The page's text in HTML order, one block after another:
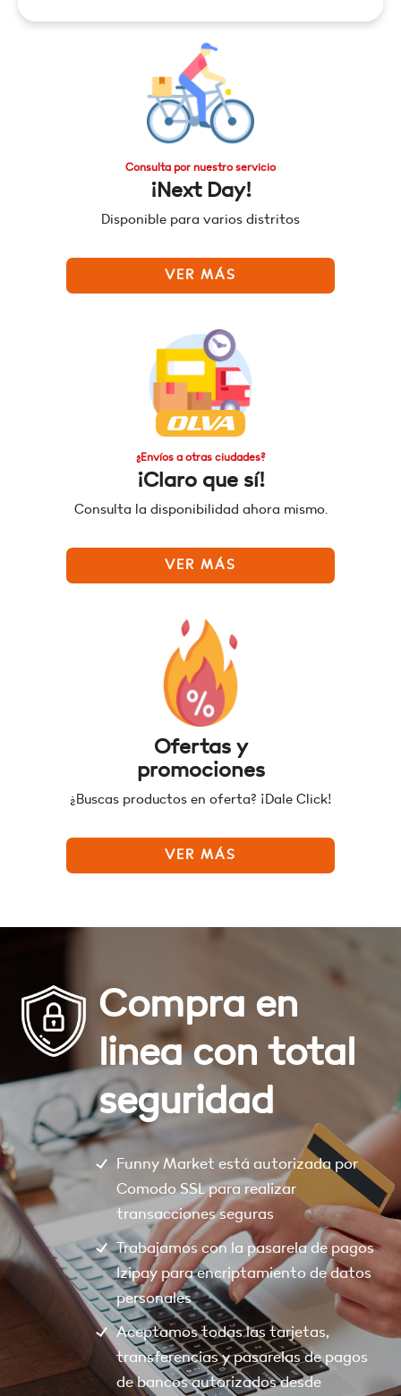
Consulta por nuestro servicio
¡Next Day!
Disponible para varios distritos
VER MÁS
¿Envíos a otras ciudades?
¡Claro que sí!
Consulta la disponibilidad ahora mismo.
VER MÁS
Ofertas y
promociones
¿Buscas productos en oferta? ¡Dale Click!
VER MÁS
Compra en
linea con total
seguridad
Funny Market está autorizada por
Comodo SSL para realizar
transacciones seguras
Trabajamos con la pasarela de pagos
Izipay para encriptamiento de datos
personales
Aceptamos todas las tarjetas,
transferencias y pasarelas de pagos
de bancos autorizados desde